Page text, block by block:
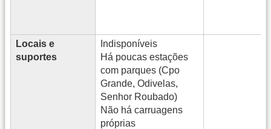
Locais e
suportes
Indisponíveis
Há poucas estações
com parques (Cpo
Grande, Odivelas,
Senhor Roubado)
Não há carruagens
próprias